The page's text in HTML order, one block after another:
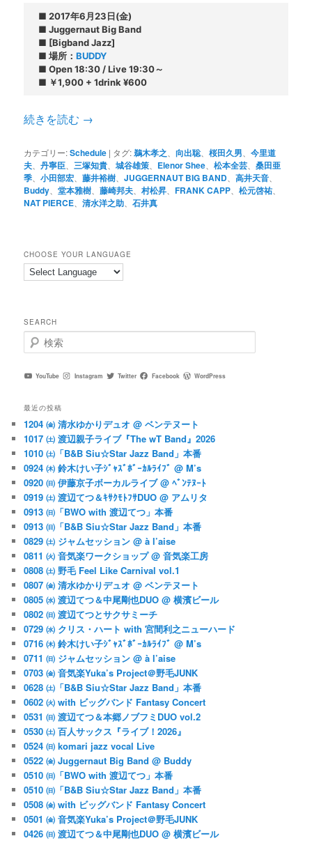
■ 2017年6月23日(金)
■ Juggernaut Big Band
■ [Bigband Jazz]
■ 場所：BUDDY
■ Open 18:30 / Live 19:30～
■ ￥1,900 + 1drink ¥600
続きを読む →
カテゴリー:Schedule | タグ:鵜木孝之 、向出聡 、桜田久男 、今里道
夫 、丹寧臣 三塚知貴 、城谷雄策 Elenor Shee 、松本全芸 、桑田亜
季 、小田部宏 、藤井裕樹 、JUGGERNAUT BIG BAND 、高井天音
Buddy 、堂本雅樹 、藤崎邦夫 、村松昇 、FRANK CAPP 、松元啓祐
NAT PIERCE 、清水洋之助 、石井真
CHOOSE YOUR LANGUAGE
SEARCH
検
索
YouTube Instagram Twitter Facebook WordPress
最近の投稿
1204 ㈮ 清水ゆかりデュオ @ ベンテヌート
1017 ㈯ 渡辺親子ライブ『The wT Band』2026
1010 ㈯「B&B Siu☆Star Jazz Band」本番
0924 ㈭ 鈴木けい子ｼﾞｬｽﾞﾎﾞｰｶﾙﾗｲﾌﾞ @ M’s
0920 ㈰ 伊藤京子ボーカルライブ @ ﾍﾞﾝﾃﾇｰﾄ
0919 ㈯ 渡辺てつ＆ｷｻｸﾓﾄﾌｻDUO @ アムリタ
0913 ㈰「BWO with 渡辺てつ」本番
0913 ㈰「B&B Siu☆Star Jazz Band」本番
0829 ㈯ ジャムセッション @ à l’aise
0811 ㈫ 音気楽ワークショップ @ 音気楽工房
0808 ㈯ 野毛 Feel Like Carnival vol.1
0807 ㈮ 清水ゆかりデュオ @ ベンテヌート
0805 ㈬ 渡辺てつ＆中尾剛也DUO @ 横濱ビール
0802 ㈰ 渡辺てつとサクサミーチ
0729 ㈬ クリス・ハート with 宮間利之ニューハード
0716 ㈭ 鈴木けい子ｼﾞｬｽﾞﾎﾞｰｶﾙﾗｲﾌﾞ @ M’s
0711 ㈰ ジャムセッション @ à l’aise
0703 ㈮ 音気楽Yuka’s Project＠野毛JUNK
0628 ㈯「B&B Siu☆Star Jazz Band」本番
0602 ㈫ with ビッグバンド Fantasy Concert
0531 ㈰ 渡辺てつ＆本郷ノブフミDUO vol.2
0530 ㈯ 百人サックス『ライブ！2026』
0524 ㈰ komari jazz vocal Live
0522 ㈮ Juggernaut Big Band @ Buddy
0510 ㈰「BWO with 渡辺てつ」本番
0510 ㈰「B&B Siu☆Star Jazz Band」本番
0508 ㈮ with ビッグバンド Fantasy Concert
0501 ㈮ 音気楽Yuka’s Project＠野毛JUNK
0426 ㈰ 渡辺てつ＆中尾剛也DUO @ 横濱ビール